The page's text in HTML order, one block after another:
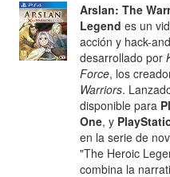
Arslan: The
Legend es un
acción y hack-
desarrollado por
Force, los
Warriors.
disponible para
One, y
en la serie de
"The Heroic
combina la